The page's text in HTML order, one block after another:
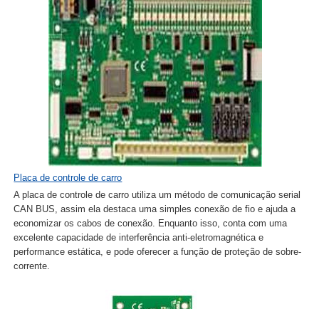
Placa de controle de carro
A placa de controle de carro utiliza um método de comunicação serial
CAN BUS, assim ela destaca uma simples conexão de fio e ajuda a
economizar os cabos de conexão. Enquanto isso, conta com uma
excelente capacidade de interferência anti-eletromagnética e
performance estática, e pode oferecer a função de proteção de sobre-
corrente.